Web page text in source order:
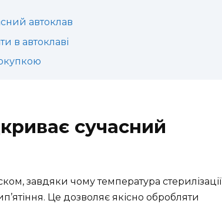
автоклав
в автоклаві
сучасний
завдяки чому температура стерилізації
Це дозволяє якісно обробляти